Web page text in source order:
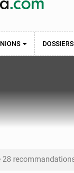
DOSSIERS
sur le Cadre